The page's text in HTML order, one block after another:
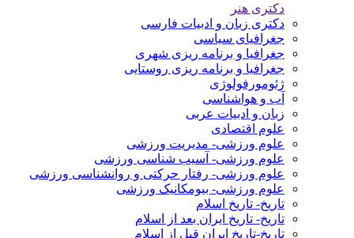
دکتری هنر
دکتری زبان و ادبیات فارسی
جغرافیای سیاسی
جغرافیا و برنامه ریزی شهری
جغرافیا و برنامه ریزی روستایی
ژئومورفولوژی
آب و هواشناسی
زبان و ادبیات عربی
علوم اقتصادی
علوم ورزشی- مدیریت ورزشی
علوم ورزشی- آسیب شناسی ورزشی
علوم ورزشی- رفتار حرکتی و روانشناسی ورزشی
علوم ورزشی- بیومکانیک ورزشی
تاریخ- تاریخ اسلام
تاریخ- تاریخ ایران بعد از اسلام
تاریخ-تاریخ ایران قبل از اسلام